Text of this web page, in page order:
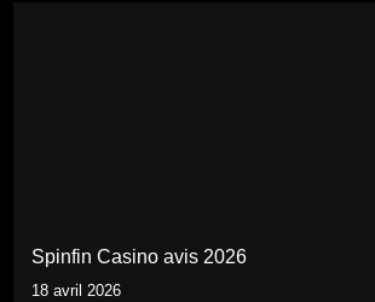
Spinfin Casino avis 2026
18 avril 2026